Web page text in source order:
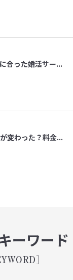
合った婚活サー...
変わった？料金...
ーワード